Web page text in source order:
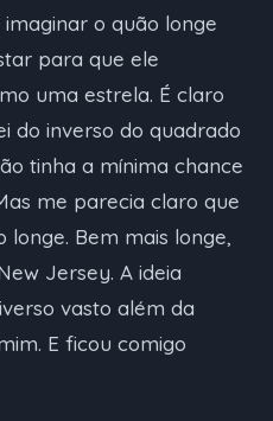
o quão longe
para que ele
uma estrela. É claro
do inverso do quadrado
tinha a mínima chance
me parecia claro que
Bem mais longe,
Jersey. A ideia
vasto além da
E ficou comigo